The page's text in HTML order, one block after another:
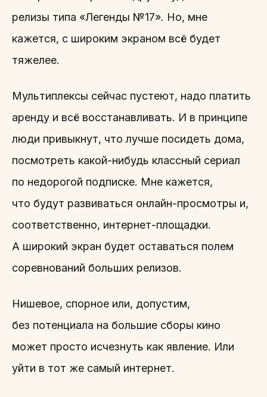
релизы типа «Легенды №17». Но, мне
кажется, с широким экраном всё будет
тяжелее.
Мультиплексы сейчас пустеют, надо платить
аренду и всё восстанавливать. И в принципе
люди привыкнут, что лучше посидеть дома,
посмотреть какой-нибудь классный сериал
по недорогой подписке. Мне кажется,
что будут развиваться онлайн-просмотры и,
соответственно, интернет-площадки.
А широкий экран будет оставаться полем
соревнований больших релизов.
Нишевое, спорное или, допустим,
без потенциала на большие сборы кино
может просто исчезнуть как явление. Или
уйти в тот же самый интернет.